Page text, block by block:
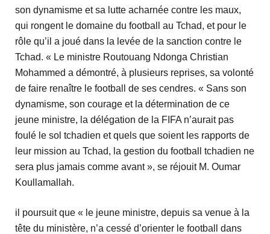
son dynamisme et sa lutte acharnée contre les maux,
qui rongent le domaine du football au Tchad, et pour le
rôle qu’il a joué dans la levée de la sanction contre le
Tchad. « Le ministre Routouang Ndonga Christian
Mohammed a démontré, à plusieurs reprises, sa volonté
de faire renaître le football de ses cendres. « Sans son
dynamisme, son courage et la détermination de ce
jeune ministre, la délégation de la FIFA n’aurait pas
foulé le sol tchadien et quels que soient les rapports de
leur mission au Tchad, la gestion du football tchadien ne
sera plus jamais comme avant », se réjouit M. Oumar
Koullamallah.
il poursuit que « le jeune ministre, depuis sa venue à la
tête du ministère, n’a cessé d’orienter le football dans